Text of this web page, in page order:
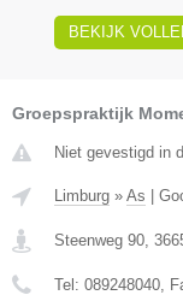
BEKIJK
Groepspraktijk
Niet gevestigd in
Limburg » As |
Steenweg 90
Tel: 089248040 ,